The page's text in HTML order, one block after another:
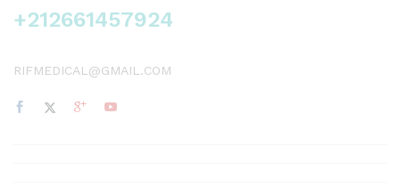
+212661457924
RIFMEDICAL@GMAIL.COM